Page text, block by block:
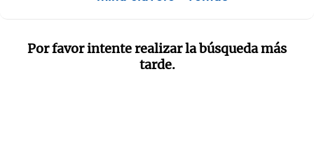
Por favor intente realizar la búsqueda más
tarde.